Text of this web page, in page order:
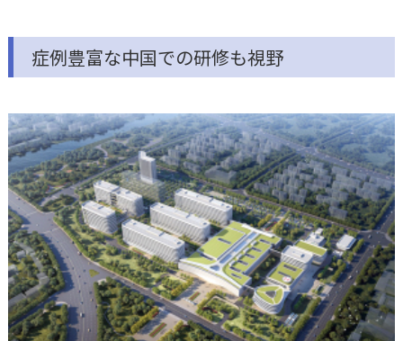
症例豊富な中国での研修も視野